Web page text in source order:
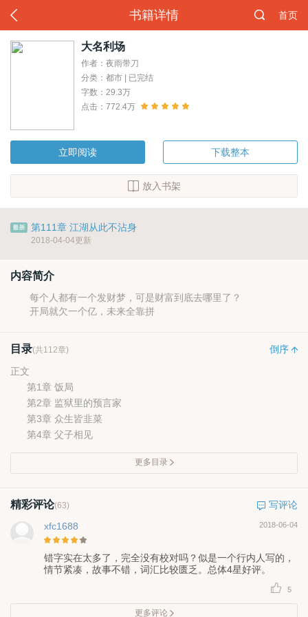
书籍详情 首页
大名利场
作者：夜雨带刀
分类：都市 | 已完结
字数：29.3万
点击：772.4万
立即阅读 下载整本
放入书架
第111章 江湖从此不沾身
2018-04-04更新
内容简介
每个人都有一个发财梦，可是财富到底去哪里了？
开局就欠一个亿，未来全靠拼
目录(共112章)
倒序
正文
第1章 饭局
第2章 监狱里的预言家
第3章 众生皆韭菜
第4章 父子相见
更多目录
精彩评论(63)
写评论
xfc1688
2018-06-04
错字实在太多了，完全没有校对吗？似是一个行内人写的，
情节紧凑，故事不错，词汇比较匮乏。总体4星好评。
5
更多评论